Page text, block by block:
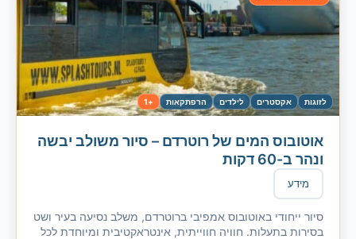
לזוגות אקסטרים לילדים הרפתקאות +1
אוטובוס המים של רוטרדם – סיור משולב יבשה
ונהר ב-60 דקות
מידע
סיור ייחודי באוטובוס אמפיבי ברוטרדם, משלב נסיעה בעיר ושט
בסירות בתעלות. חוויה חווייתית, אינטראקטיבית ומיוחדת לכל